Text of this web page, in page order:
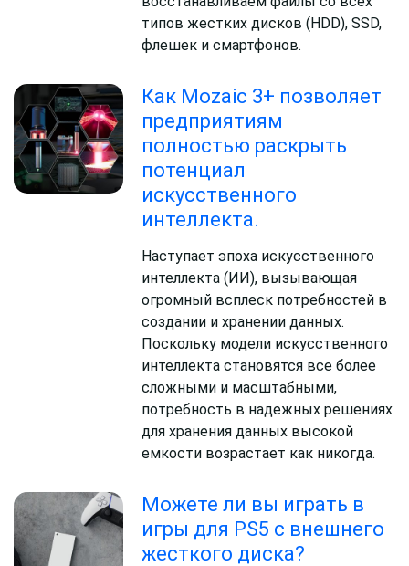
типов жестких дисков (HDD), SSD,
флешек и смартфонов.
Как Mozaic 3+ позволяет
предприятиям
полностью раскрыть
потенциал
искусственного
интеллекта.
Наступает эпоха искусственного
интеллекта (ИИ), вызывающая
огромный всплеск потребностей в
создании и хранении данных.
Поскольку модели искусственного
интеллекта становятся все более
сложными и масштабными,
потребность в надежных решениях
для хранения данных высокой
емкости возрастает как никогда.
Можете ли вы играть в
игры для PS5 с внешнего
жесткого диска?